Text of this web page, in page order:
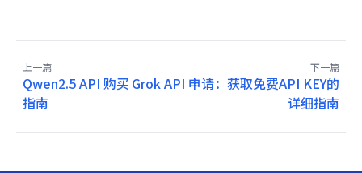
上一篇
Qwen2.5 API 购买
指南
下一篇
Grok API 申请：获取免费API KEY的
详细指南